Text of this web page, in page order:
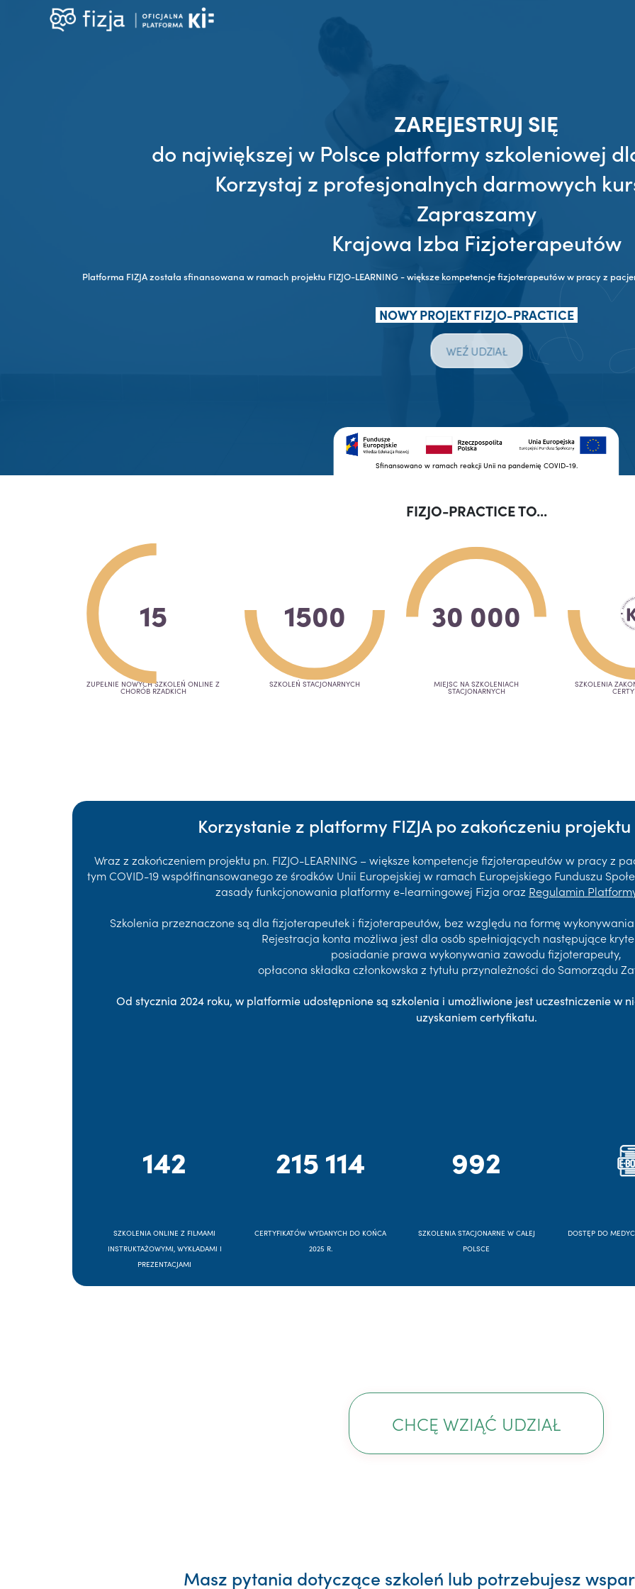
Sfinansowano w ramach reakcji Unii na pandemię COVID-19.
ZAREJESTRUJ SIĘ
do największej w Polsce platformy szkoleniowej
Korzystaj z profesjonalnych darmowych
Zapraszamy
Krajowa Izba Fizjoterapeutów
Platforma FIZJA została sfinansowana w ramach projektu FIZJO-LEARNING - większe kompetencje fizjoterapeutów w pracy z
NOWY PROJEKT FIZJO-PRACTICE
WEŹ UDZIAŁ
FIZJO-PRACTICE TO...
15
ZUPEŁNIE NOWYCH SZKOLEŃ ONLINE Z
CHORÓB RZADKICH
1500
SZKOLEŃ STACJONARNYCH
30 000
MIEJSC NA SZKOLENIACH
STACJONARNYCH
SZKOLENIA
Korzystanie z platformy FIZJA po zakończeniu
Wraz z zakończeniem projektu pn. FIZJO-LEARNING – większe kompetencje fizjoterapeutów w pracy z
tym COVID-19 współfinansowanego ze środków Unii Europejskiej w ramach Europejskiego Funduszu
zasady funkcjonowania platformy e-learningowej Fizja oraz Regulamin
Szkolenia przeznaczone są dla fizjoterapeutek i fizjoterapeutów, bez względu na formę
Rejestracja konta możliwa jest dla osób spełniających następujące
posiadanie prawa wykonywania zawodu fizjoterapeuty,
opłacona składka członkowska z tytułu przynależności do Samorządu
Od stycznia 2024 roku, w platformie udostępnione są szkolenia i umożliwione jest uczestniczenie w
uzyskaniem certyfikatu.
142
SZKOLENIA ONLINE Z FILMAMI
INSTRUKTAŻOWYMI, WYKŁADAMI I
PREZENTACJAMI
215 114
CERTYFIKATÓW WYDANYCH DO KOŃCA
2025 R.
992
SZKOLENIA STACJONARNE W CAŁEJ
POLSCE
DOSTĘP DO
CHCĘ WZIĄĆ UDZIAŁ
Masz pytania dotyczące szkoleń lub potrzebujesz